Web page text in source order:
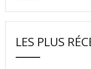
LES PLUS